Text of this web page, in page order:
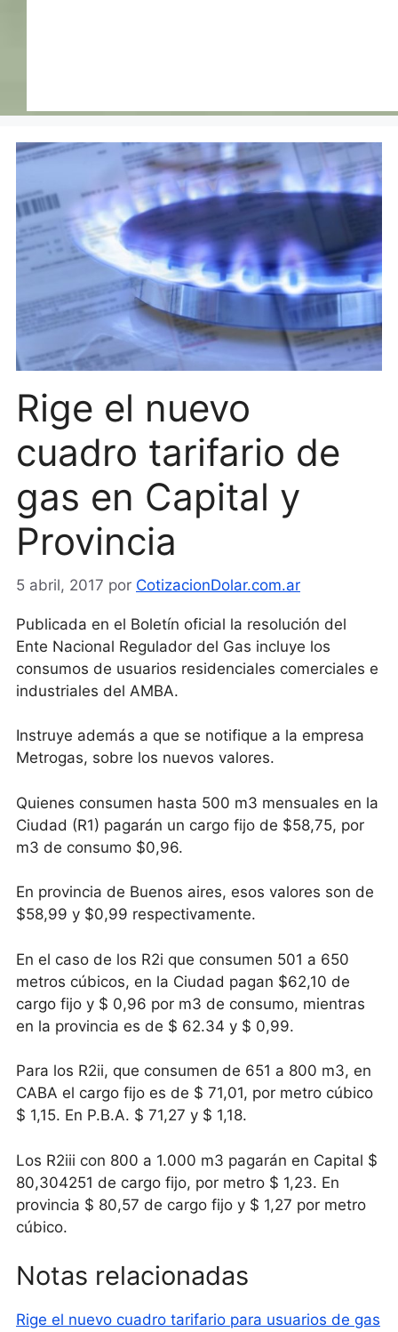
Rige el nuevo
cuadro tarifario de
gas en Capital y
Provincia
5 abril, 2017 por CotizacionDolar.com.ar
Publicada en el Boletín oficial la resolución del
Ente Nacional Regulador del Gas incluye los
consumos de usuarios residenciales comerciales e
industriales del AMBA.
Instruye además a que se notifique a la empresa
Metrogas, sobre los nuevos valores.
Quienes consumen hasta 500 m3 mensuales en la
Ciudad (R1) pagarán un cargo fijo de $58,75, por
m3 de consumo $0,96.
En provincia de Buenos aires, esos valores son de
$58,99 y $0,99 respectivamente.
En el caso de los R2i que consumen 501 a 650
metros cúbicos, en la Ciudad pagan $62,10 de
cargo fijo y $ 0,96 por m3 de consumo, mientras
en la provincia es de $ 62.34 y $ 0,99.
Para los R2ii, que consumen de 651 a 800 m3, en
CABA el cargo fijo es de $ 71,01, por metro cúbico
$ 1,15. En P.B.A. $ 71,27 y $ 1,18.
Los R2iii con 800 a 1.000 m3 pagarán en Capital $
80,304251 de cargo fijo, por metro $ 1,23. En
provincia $ 80,57 de cargo fijo y $ 1,27 por metro
cúbico.
Notas relacionadas
Rige el nuevo cuadro tarifario para usuarios de gas